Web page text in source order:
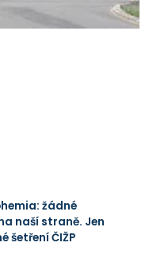
žádné
naší straně. Jen
šetření ČIŽP